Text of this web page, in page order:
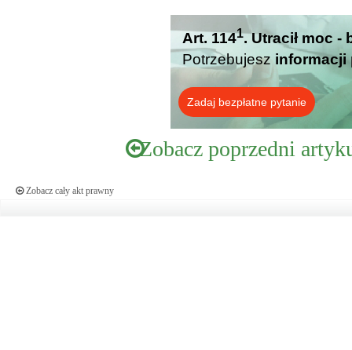
Art. 1141. Utracił moc -
Potrzebujesz informacji
Zadaj bezpłatne pytanie
Zobacz poprzedni
Zobacz cały akt prawny